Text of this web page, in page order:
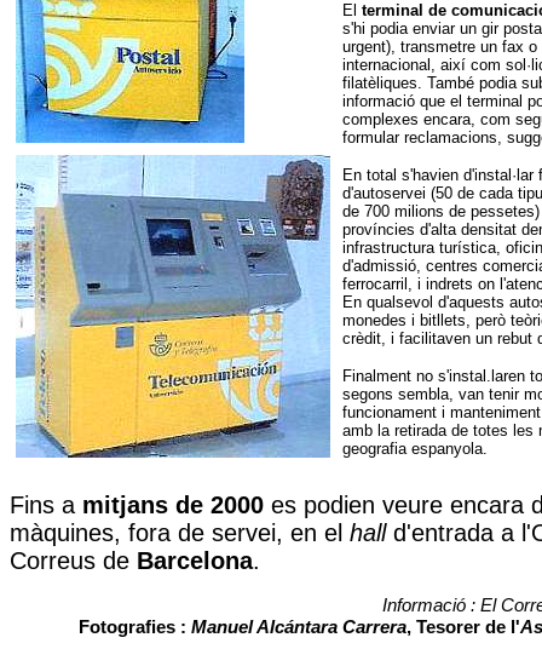
El terminal de
s'hi podia enviar un gir
urgent), transmetre un fax
internacional, així com
filatèliques. També podia
informació que el terminal
complexes encara, com
formular reclamacions,
En total s'havien
d'autoservei (50 de cada
de 700 milions de
províncies d'alta densitat
infrastructura turística,
d'admissió, centres
ferrocarril, i indrets on
En qualsevol d'aquests
monedes i bitllets, però
crèdit, i facilitaven un rebut
Finalment no s'instal.laren
segons sembla, van tenir
funcionament i
amb la retirada de totes les
geografia espanyola.
Fins a mitjans de 2000 es podien veure encara
màquines, fora de servei, en el halld'entrada a
Correus de Barcelona.
Informació : El
Fotografies : Manuel Alcántara Carrera, Tesorer de l'